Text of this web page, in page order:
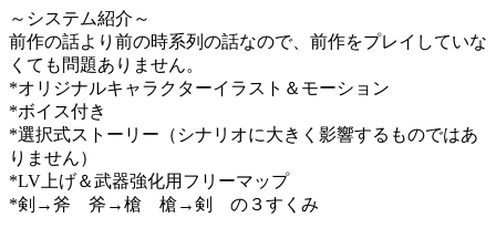
～システム紹介～
前作の話より前の時系列の話なので、前作をプレイしていな
くても問題ありません。
*オリジナルキャラクターイラスト＆モーション
*ボイス付き
*選択式ストーリー（シナリオに大きく影響するものではあ
りません）
*LV上げ＆武器強化用フリーマップ
*剣→斧 斧→槍 槍→剣 の３すくみ